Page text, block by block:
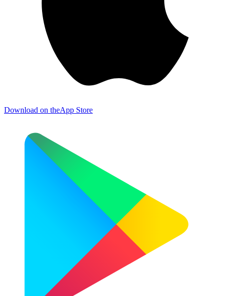
Download on theApp Store